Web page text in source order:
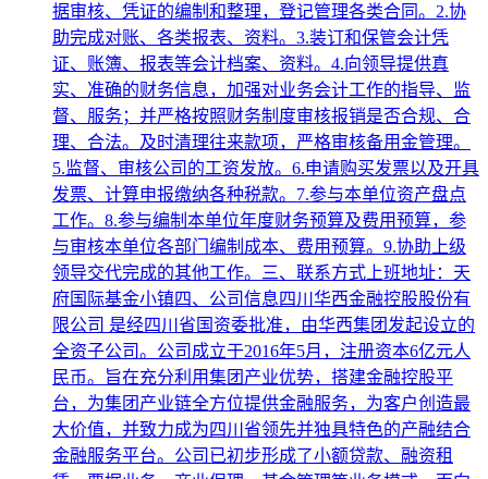
据审核、凭证的编制和整理，登记管理各类合同。2.协
助完成对账、各类报表、资料。3.装订和保管会计凭
证、账簿、报表等会计档案、资料。4.向领导提供真
实、准确的财务信息，加强对业务会计工作的指导、监
督、服务；并严格按照财务制度审核报销是否合规、合
理、合法。及时清理往来款项，严格审核备用金管理。
5.监督、审核公司的工资发放。6.申请购买发票以及开具
发票、计算申报缴纳各种税款。7.参与本单位资产盘点
工作。8.参与编制本单位年度财务预算及费用预算，参
与审核本单位各部门编制成本、费用预算。9.协助上级
领导交代完成的其他工作。三、联系方式上班地址：天
府国际基金小镇四、公司信息四川华西金融控股股份有
限公司 是经四川省国资委批准，由华西集团发起设立的
全资子公司。公司成立于2016年5月，注册资本6亿元人
民币。旨在充分利用集团产业优势，搭建金融控股平
台，为集团产业链全方位提供金融服务，为客户创造最
大价值，并致力成为四川省领先并独具特色的产融结合
金融服务平台。公司已初步形成了小额贷款、融资租